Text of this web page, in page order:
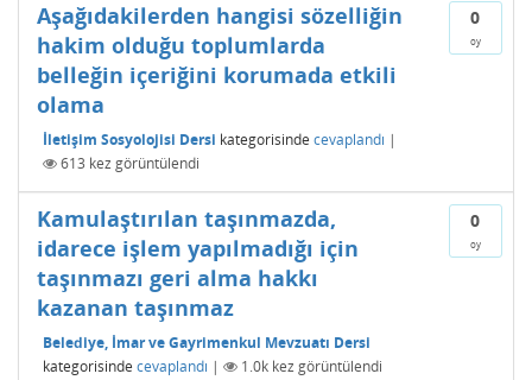
0
oy
Aşağıdakilerden hangisi sözelliğin
hakim olduğu toplumlarda
belleğin içeriğini korumada etkili
olama
İletişim Sosyolojisi Dersi kategorisinde cevaplandı |
613 kez görüntülendi
0
oy
Kamulaştırılan taşınmazda,
idarece işlem yapılmadığı için
taşınmazı geri alma hakkı
kazanan taşınmaz
Belediye, İmar ve Gayrimenkul Mevzuatı Dersi
kategorisinde cevaplandı | 1.0k kez görüntülendi